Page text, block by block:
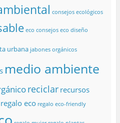
consejos ecológicos
eco consejos eco diseño
urbana jabones orgánicos
medio ambiente
reciclar recursos
regalo eco regalo eco-friendly